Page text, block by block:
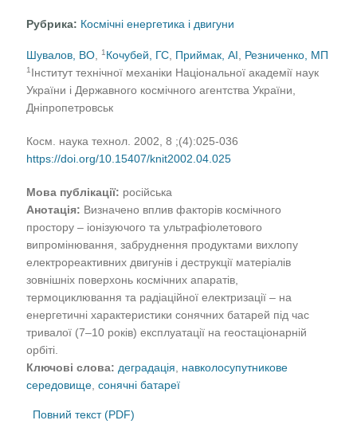
Рубрика: Космічні енергетика і двигуни
Шувалов, ВО ,1 Кочубей, ГС Приймак, АІ Резниченко, МП
1 Інститут технічної механіки Нацiональної академії наук
України i Державного космічного агентства України,
Дніпропетровськ
Косм. наука технол. 2002, 8 ;(4):025-036
https://doi.org/10.15407/knit2002.04.025
Мова публікації: російська
Анотація: Визначено вплив факторів космічного
простору – іонізуючого та ультрафіолетового
випромінювання, забруднення продуктами вихлопу
електрореактивних двигунів і деструкції матеріалів
зовнішніх поверхонь космічних апаратів,
термоциклювання та радіаційної електризації – на
енергетичні характеристики сонячних батарей під час
тривалої (7–10 років) експлуатації на геостаціонарній
орбіті.
Ключові слова: деградація
навколосупутникове
середовище ,сонячні батареї
Повний текст (PDF)